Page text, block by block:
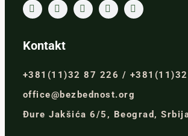
Kontakt
+381(11)32 87 226 /
office@bezbednost.org
Đure Jakšića 6/5, Beograd,